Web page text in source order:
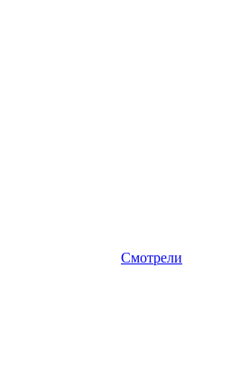
Смотрели